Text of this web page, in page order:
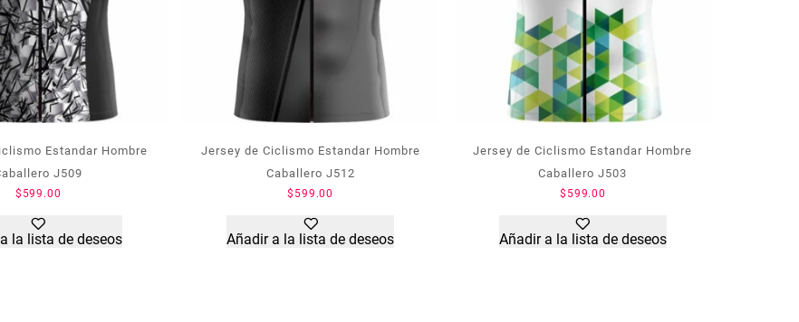
Estandar Hombre
J509
$ 599.00
la lista de deseos
Jersey de Ciclismo Estandar Hombre
Caballero J512
$ 599.00
Añadir a la lista de deseos
Jersey de Ciclismo Estandar Hombre
Caballero J503
$ 599.00
Añadir a la lista de deseos